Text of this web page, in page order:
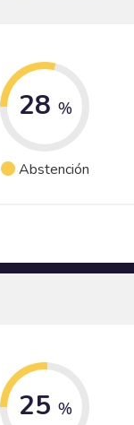
28 %
Abstención
25 %